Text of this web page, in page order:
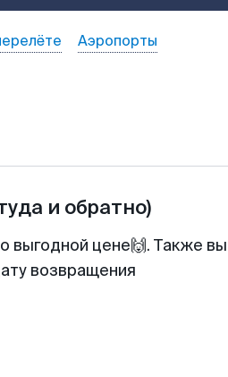
Аэропорты
и обратно)
выгодной цене🙌. Также вы
возвращения